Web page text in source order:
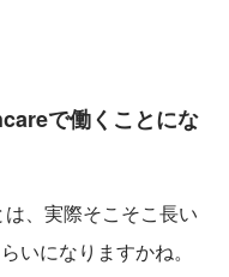
で働くことにな
、実際そこそこ長い
いになりますかね。